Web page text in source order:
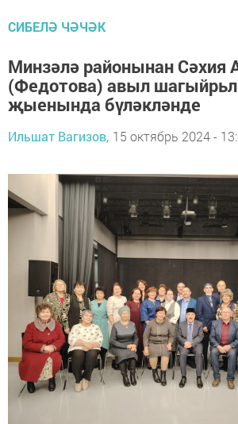
СИБЕЛӘ ЧӘЧӘК
Минзәлә районынан Сәхия
(Федотова) авыл
җыенында бүләкләнде
Ильшат Вагизов, 15 октябрь 2024 -